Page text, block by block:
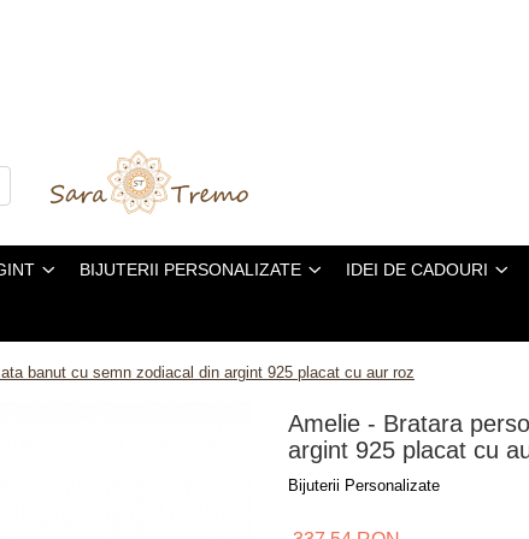
BIJUTERII PERSONALIZATE IDEI DE CADOURI
banut cu semn zodiacal din argint 925 placat cu aur roz
Amelie - Bratara
argint 925 placat cu
Bijuterii Personalizate